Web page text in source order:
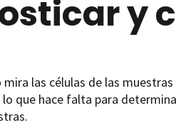
y
las células de las
que hace falta para